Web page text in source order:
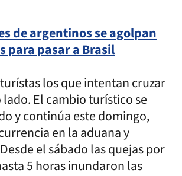
de argentinos se agolpan
para pasar a Brasil
los que intentan cruzar
El cambio turístico se
y continúa este domingo,
en la aduana y
el sábado las quejas por
5 horas inundaron las